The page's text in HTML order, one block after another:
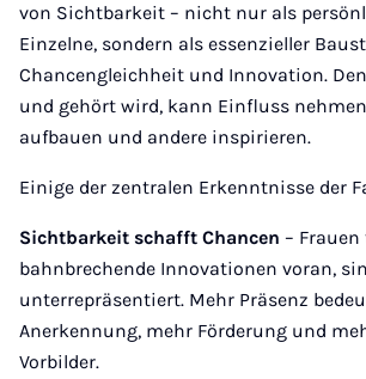
von Sichtbarkeit – nicht nur als
Einzelne, sondern als essenzieller
Chancengleichheit und Innovation.
und gehört wird, kann Einfluss
aufbauen und andere inspirieren.
Einige der zentralen Erkenntnisse der
Sichtbarkeit schafft Chancen –
bahnbrechende Innovationen voran,
unterrepräsentiert. Mehr Präsenz
Anerkennung, mehr Förderung und
Vorbilder.